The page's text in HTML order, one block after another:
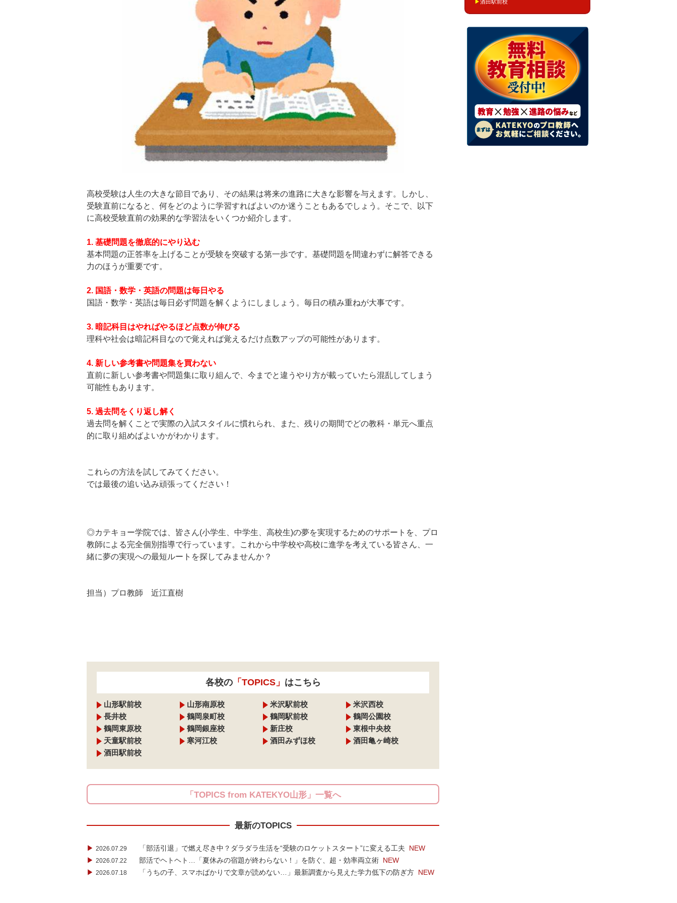
高校受験は人生の大きな節目であり、その結果は将来の進路に大きな影響を与えます。しかし、
受験直前になると、何をどのように学習すればよいのか迷うこともあるでしょう。そこで、以下
に高校受験直前の効果的な学習法をいくつか紹介します。
1. 基礎問題を徹底的にやり込む
基本問題の正答率を上げることが受験を突破する第一歩です。基礎問題を間違わずに解答できる
力のほうが重要です。
2. 国語・数学・英語の問題は毎日やる
国語・数学・英語は毎日必ず問題を解くようにしましょう。毎日の積み重ねが大事です。
3. 暗記科目はやればやるほど点数が伸びる
理科や社会は暗記科目なので覚えれば覚えるだけ点数アップの可能性があります。
4. 新しい参考書や問題集を買わない
直前に新しい参考書や問題集に取り組んで、今までと違うやり方が載っていたら混乱してしまう
可能性もあります。
5. 過去問をくり返し解く
過去問を解くことで実際の入試スタイルに慣れられ、また、残りの期間でどの教科・単元へ重点
的に取り組めばよいかがわかります。
これらの方法を試してみてください。
では最後の追い込み頑張ってください！
◎カテキョー学院では、皆さん(小学生、中学生、高校生)の夢を実現するためのサポートを、プロ
教師による完全個別指導で行っています。これから中学校や高校に進学を考えている皆さん、一
緒に夢の実現への最短ルートを探してみませんか？
担当）プロ教師 近江直樹
各校の「TOPICS」 はこちら
山形駅前校 山形南原校 米沢駅前校
米沢西校
長井校
鶴岡泉町校 鶴岡駅前校
鶴岡公園校
鶴岡東原校
鶴岡銀座校 新庄校
東根中央校
天童駅前校
寒河江校 酒田みずほ校
酒田亀ヶ崎校
酒田駅前校
「TOPICS from KATEKYO山形」一覧へ
最新のTOPICS
▶ 2026.07.29 「部活引退」で燃え尽き中？ダラダラ生活を“受験のロケットスタート”に変える工夫 NEW
▶ 2026.07.22 部活でヘトヘト…「夏休みの宿題が終わらない！」を防ぐ、超・効率両立術 NEW
▶ 2026.07.18 「うちの子、スマホばかりで文章が読めない…」最新調査から見えた学力低下の防ぎ方 NEW
▶酒田駅前校